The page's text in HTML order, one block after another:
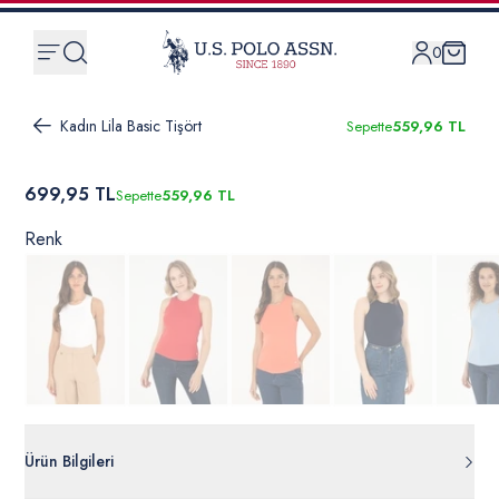
0
Kadın Lila Basic Tişört Sepette559,96 TL
699,95 TLSepette559,96 TL
Renk
Ürün Bilgileri